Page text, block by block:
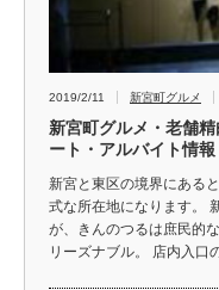
2019/2/11 新宮町グルメ
新宮町グルメ・老舗
ート・アルバイト情報
新宮と東区の境界にある
式な所在地になります。
が、きんのつるは庶民的
リーズナブル。 店内入口